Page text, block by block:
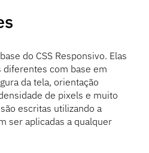
do CSS Responsivo. Elas
com base em
da tela, orientação
de pixels e muito
escritas utilizando a
ser aplicadas a qualquer